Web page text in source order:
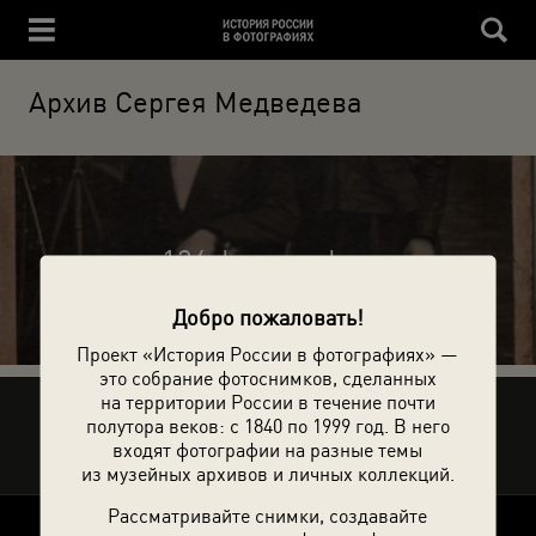
Добро пожаловать!
Проект «История России в фотографиях» —
это собрание фотоснимков, сделанных
на территории России в течение почти
полутора веков: с 1840 по 1999 год. В него
входят фотографии на разные темы
из музейных архивов и личных коллекций.
Рассматривайте снимки, создавайте
Архив Сергея Медведева
124 фотографии
Рассказать друзьям